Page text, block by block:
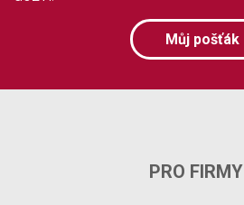
Můj pošťák
PRO FIRMY